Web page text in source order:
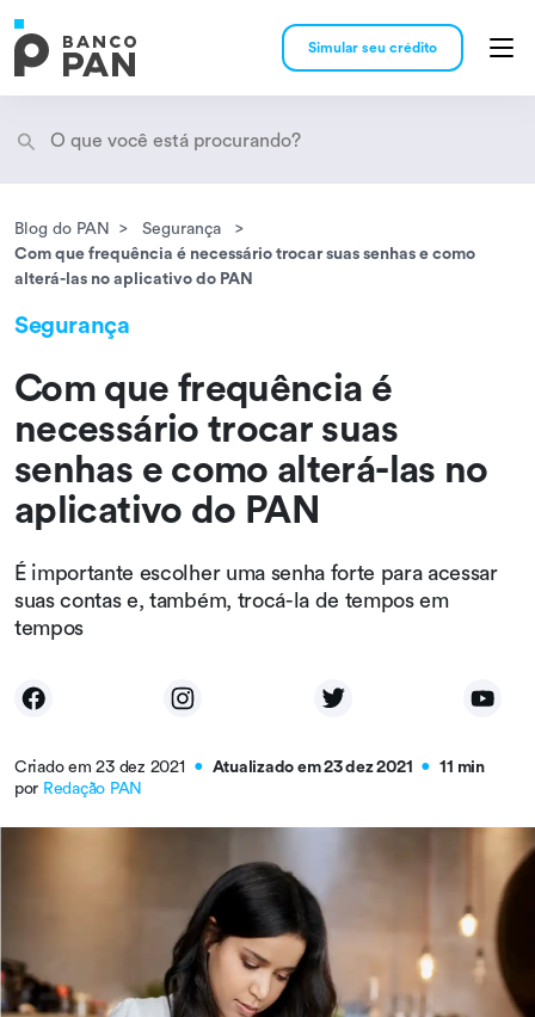
Simular seu crédito
Encontramosresultados
Blog do PAN
Segurança
Com que frequência é necessário trocar suas senhas e como
alterá-las no aplicativo do PAN
Segurança
Com que frequência é
necessário trocar suas
senhas e como alterá-las no
aplicativo do PAN
É importante escolher uma senha forte para acessar
suas contas e, também, trocá-la de tempos em
tempos
Criado em 23 dez 2021 ● Atualizado em 23 dez 2021 ●
11 min
por Redação PAN